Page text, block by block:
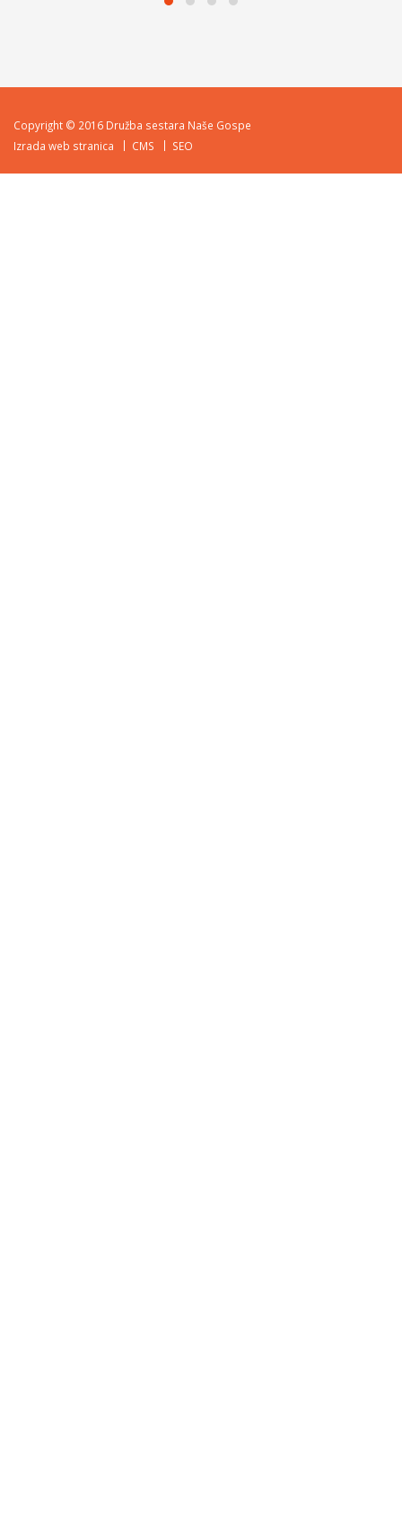
Copyright © 2016 Družba sestara Naše Gospe
Izrada web stranica
CMS SEO